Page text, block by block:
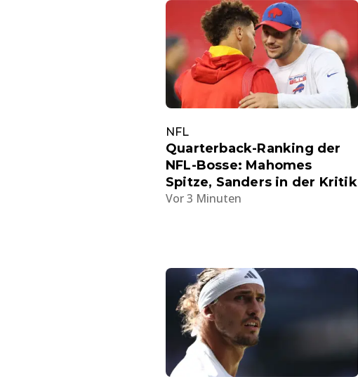
NFL
Quarterback-Ranking der
NFL-Bosse: Mahomes
Spitze, Sanders in der Kritik
Vor 3 Minuten